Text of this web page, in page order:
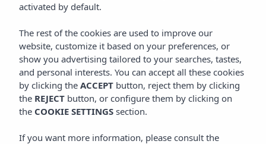
Home Ibiza
Bahía De San Antonio
Vibra San Remo Hotel
ALLES INBEGREPEN
Alles Inbegrepen
Alles Inbegrepen
activated by default.
The rest of the cookies are used to improve our
website, customize it based on your preferences, or
show you advertising tailored to your searches, tastes,
and personal interests. You can accept all these cookies
by clicking the ACCEPT button, reject them by clicking
the REJECT button, or configure them by clicking on
the COOKIE SETTINGS section.
If you want more information, please consult the